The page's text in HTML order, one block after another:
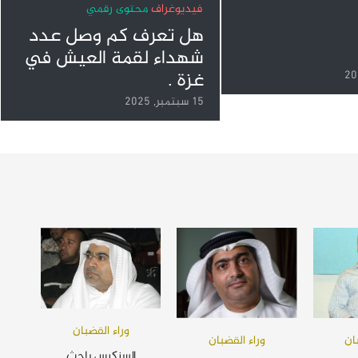
فيديوغرافمحتوى رقمي
هل تعرف كم وصل عدد
شهداء لقمة العيش في
غزة .
15 سبتمبر, 2025
وراء القضبان وراء القضبان